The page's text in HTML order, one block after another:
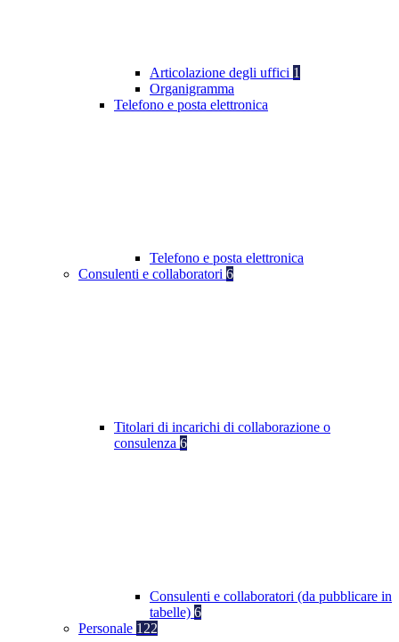
Articolazione degli uffici 1
Organigramma
Telefono e posta elettronica
Telefono e posta elettronica
Consulenti e collaboratori 6
Titolari di incarichi di collaborazione o
consulenza 6
Consulenti e collaboratori (da pubblicare in
tabelle) 6
Personale 122